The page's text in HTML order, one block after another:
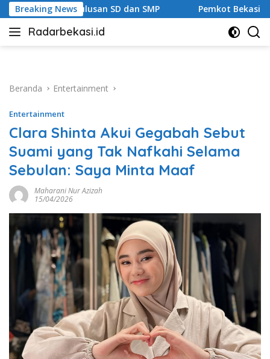
Langsung
ke
konten
Breaking News
SD dan SMP Pemkot Bekasi Percepat
Radarbekasi.id
Berita
Beranda
Entertainment
Entertainment
Clara Shinta Akui Gegabah Sebut
Suami yang Tak Nafkahi Selama
Sebulan: Saya Minta Maaf
Maharani Nur Azizah
15/04/2026